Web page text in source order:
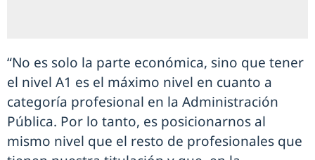
“No es solo la parte económica, sino que tener
el nivel A1 es el máximo nivel en cuanto a
categoría profesional en la Administración
Pública. Por lo tanto, es posicionarnos al
mismo nivel que el resto de profesionales que